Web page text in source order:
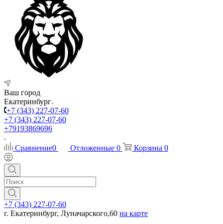
Ваш город
Екатеринбург
+7 (343) 227-07-60
+7 (343) 227-07-60
+79193869696
Сравнение0 Отложенные 0 Корзина 0
+7 (343) 227-07-60
г. Екатеринбург, Луначарского,60 на карте